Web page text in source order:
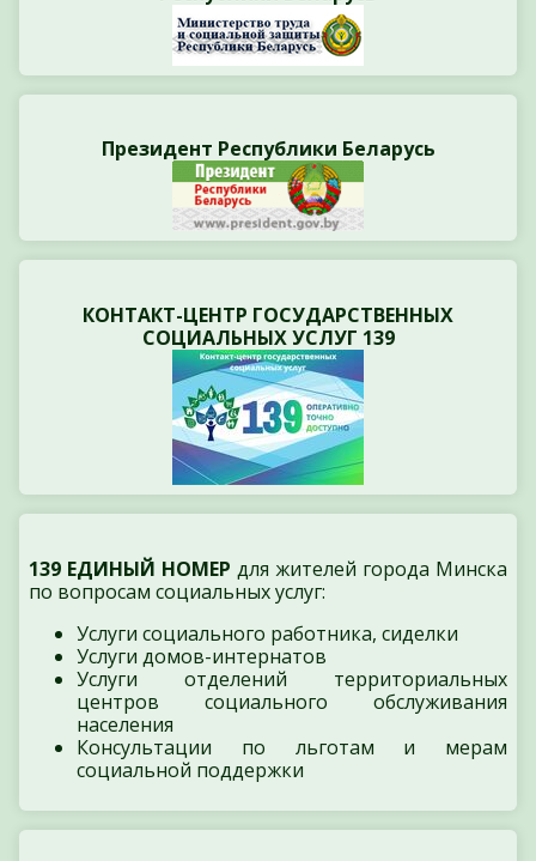
Президент Республики Беларусь
КОНТАКТ-ЦЕНТР ГОСУДАРСТВЕННЫХ
СОЦИАЛЬНЫХ УСЛУГ 139
139 ЕДИНЫЙ НОМЕР для жителей города Минска
по вопросам социальных услуг:
Услуги социального работника, сиделки
Услуги домов-интернатов
Услуги отделений территориальных
центров социального обслуживания
населения
Консультации по льготам и мерам
социальной поддержки